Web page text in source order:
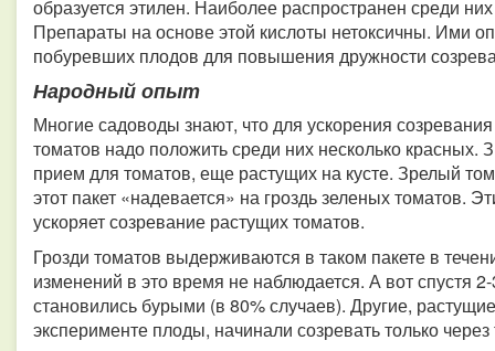
образуется этилен. Наиболее распространен среди
Препараты на основе этой кислоты нетоксичны. Ими
побуревших плодов для повышения дружности
Народный опыт
Многие садоводы знают, что для ускорения
томатов надо положить среди них несколько красных.
прием для томатов, еще растущих на кусте. Зрелый
этот пакет «надевается» на гроздь зеленых
ускоряет созревание растущих томатов.
Грозди томатов выдерживаются в таком пакете в
изменений в это время не наблюдается. А вот спустя
становились бурыми (в 80% случаев). Другие,
эксперименте плоды, начинали созревать только